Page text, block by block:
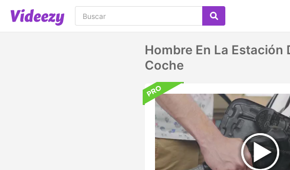
Hombre En La Estación
Coche